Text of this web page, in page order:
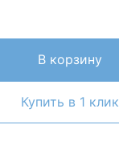
В корзину
Купить в 1 клик